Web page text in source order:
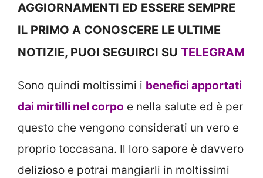
AGGIORNAMENTI ED ESSERE SEMPRE
IL PRIMO A CONOSCERE LE ULTIME
NOTIZIE, PUOI SEGUIRCI SU TELEGRAM
Sono quindi moltissimi i benefici apportati
dai mirtilli nel corpo e nella salute ed è per
questo che vengono considerati un vero e
proprio toccasana. Il loro sapore è davvero
delizioso e potrai mangiarli in moltissimi